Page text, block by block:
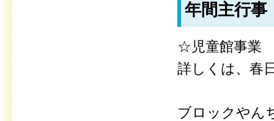
年間主行事
☆児童館事業
詳しくは、春
ブロックやん